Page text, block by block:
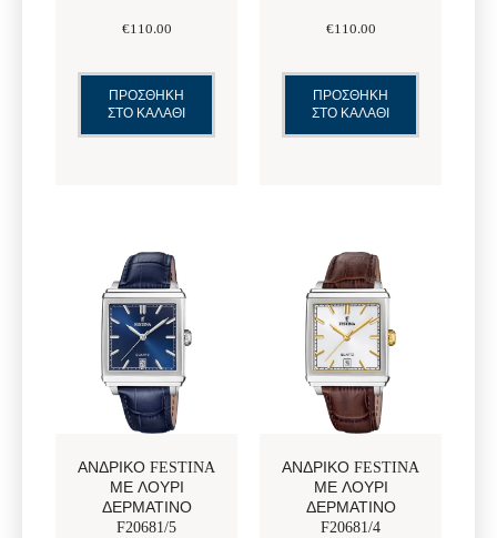
€110.00
ΠΡΟΣΘΗΚΗ
ΣΤΟ ΚΑΛΑΘΙ
€110.00
ΠΡΟΣΘΗΚΗ
ΣΤΟ ΚΑΛΑΘΙ
ΑΝΔΡΙΚΌ FESTINA
ΜΕ ΛΟΥΡΊ
ΔΕΡΜΆΤΙΝΟ
F20681/5
ΑΝΔΡΙΚΌ FESTINA
ΜΕ ΛΟΥΡΊ
ΔΕΡΜΆΤΙΝΟ
F20681/4